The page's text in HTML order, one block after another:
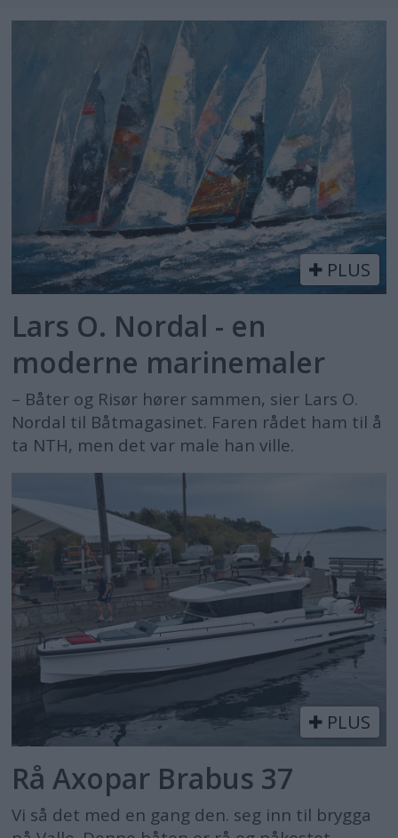
PLUS
Lars O. Nordal - en
moderne marinemaler
– Båter og Risør hører sammen, sier Lars O.
Nordal til Båtmagasinet. Faren rådet ham til å
ta NTH, men det var male han ville.
PLUS
Rå Axopar Brabus 37
Vi så det med en gang den. seg inn til brygga